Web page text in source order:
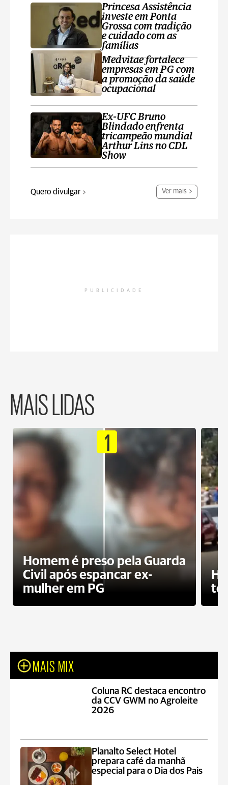
Princesa Assistência
investe em Ponta
Grossa com tradição
e cuidado com as
famílias
Medvitae fortalece
empresas em PG com
a promoção da saúde
ocupacional
Ex-UFC Bruno
Blindado enfrenta
tricampeão mundial
Arthur Lins no CDL
Show
Quero divulgar Ver mais
PUBLICIDADE
MAIS LIDAS
1
Homem é preso pela Guarda
Civil após espancar ex-
mulher em PG
MAIS MIX
Coluna RC destaca encontro
da CCV GWM no Agroleite
2026
Planalto Select Hotel
prepara café da manhã
especial para o Dia dos Pais